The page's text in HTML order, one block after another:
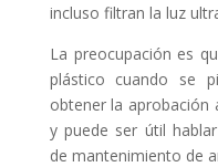
incluso filtran la luz
La preocupación es
plástico cuando se
obtener la aprobación
y puede ser útil
de mantenimiento de